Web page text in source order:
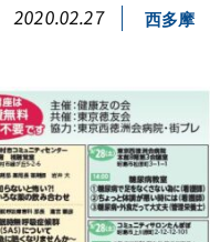
2020.02.27 西多摩